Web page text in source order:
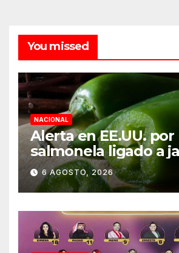
You missed
NACIONAL
Alerta en EE.UU.
salmonela ligado a
mexicanos; reportan
casos
6 AGOSTO, 2026